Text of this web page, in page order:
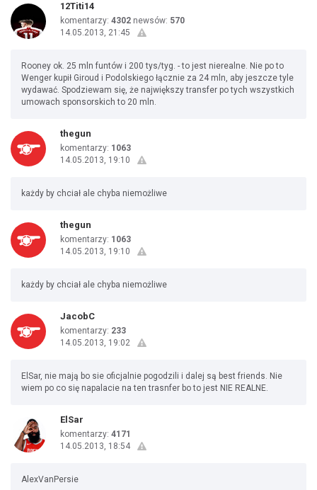
12Titi14
komentarzy: 4302 newsów: 570
14.05.2013, 21:45
Rooney ok. 25 mln funtów i 200 tys/tyg. - to jest nierealne. Nie po to
Wenger kupił Giroud i Podolskiego łącznie za 24 mln, aby jeszcze tyle
wydawać. Spodziewam się, że największy transfer po tych wszystkich
umowach sponsorskich to 20 mln.
thegun
komentarzy: 1063
14.05.2013, 19:10
każdy by chciał ale chyba niemożliwe
thegun
komentarzy: 1063
14.05.2013, 19:10
każdy by chciał ale chyba niemożliwe
JacobC
komentarzy: 233
14.05.2013, 19:02
ElSar, nie mają bo sie oficjalnie pogodzili i dalej są best friends. Nie
wiem po co się napalacie na ten trasnfer bo to jest NIE REALNE.
ElSar
komentarzy: 4171
14.05.2013, 18:54
AlexVanPersie